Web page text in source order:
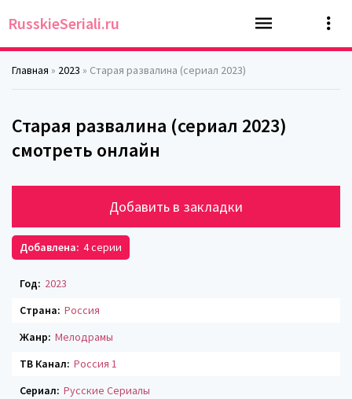
RusskieSeriali.ru
Главная » 2023 » Старая развалина (сериал 2023)
Старая развалина (сериал 2023)
смотреть онлайн
Добавить в закладки
Добавлена: 4 серии
Год: 2023
Страна: Россия
Жанр: Мелодрамы
ТВ Канал: Россия 1
Сериал: Русские Сериалы